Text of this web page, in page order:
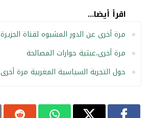
اقرأ أيضا...
مرة أخرى عن الدور المشبوه لقناة الجزيرة
مرة أخرى،عبثية حوارات المصالحة
حول التجربة السياسية المغربية مرة أخرى